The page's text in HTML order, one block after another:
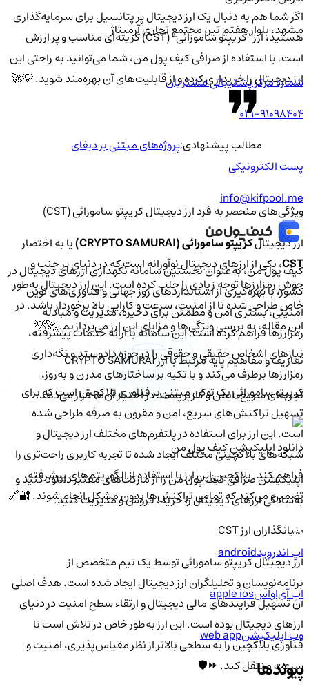
اگر شما هم به دنبال یک ارز دیجیتال پر پتانسیل برای سرمایه‌گذاری
هستید، ارز "کریپتو سامورائی" (CST) گزینه‌ای مناسب و پر ارزش
است. با استفاده از صرافی کیف پول من، شما می‌توانید به راحتی این
ارز دیجیتال را خریداری کرده و از قابلیت‌های آن بهره‌مند شوید. 💡🚀
مطالب پیشنهادی:پروژه‌های مبتنی بر دیفای
ویژگی‌های منحصر به فرد ارز دیجیتال کریپتو سامورائی (CST)
ارز دیجیتالکریپتو سامورائی (CRYPTO SAMURAI)
یا به اختصار
CST، یکی از ارزهای دیجیتال نوآورانه است که در دنیای پر جنب و
جوش رمزارزها توجه زیادی را جلب کرده است. این ارز دیجیتال به‌طور
خاص طراحی شده تا از امنیت، سرعت و کارایی بالا برخوردار باشد. در
این مقاله، به بررسی ویژگی‌ها و مزایای این ارز می‌پردازیم. 🚀💡
تعاریف و مفاهیم پایه مرتبط با ارز CRYPTO SAMURAI
کریپتو سامورائی یک توکن مبتنی بر فناوری بلاکچین است که برای
تسهیل تراکنش‌های سریع، امن و مقرون به صرفه طراحی شده
است. این ارز برای استفاده در پلتفرم‌های مختلف ارز دیجیتال و
شبکه‌های بلاکچینی مختلف ایجاد شده تا تجربه کاربری راحت‌تری را
فراهم کند. بلاکچین این ارز با استفاده از الگوریتم‌های پیشرفته،
تضمین می‌کند که تمامی تراکنش‌ها بدون مشکل انجام شوند. 🔐🔗
بنیانگذاران ارز CST
ارز دیجیتال کریپتو سامورائی توسط یک تیم متخصص از
برنامه‌نویسان و تحلیلگران ارز دیجیتال ایجاد شده است. هدف اصلی
آن تسهیل فرآیندهای مالی دیجیتال و ارتقاء سطح امنیت در دنیای
ارزهای دیجیتال بوده است. این ارز به‌طور خاص در تلاش است تا
فناوری بلاکچین را به سطحی بالاتر از نظر مقیاس‌پذیری، امنیت و
سرعت منتقل کند. ⏩🛡️
مشهد، بلوار هفتم تیر، مجتمع تجاری آرمیتاژ
شماره مرکز پشتیبانی مشتریان
021-91098404
پست الکترونیکی
info@kifpool.me
کیف‌ پول من، به‌عنوان نخستین سامانه نگهداری ارزهای دیجیتال در
کشور، با بهره‌گیری از استانداردهای روز جهانی و فناوری‌های نوین
امنیتی، بستری امن و مطمئن برای ذخیره، مدیریت و مبادله
رمزارزها فراهم کرده است. این سامانه با ارائه خدمات پیشرفته،
نیازهای اشخاص حقیقی و حقوقی را در حوزه دادوستد و نگه‌داری
رمزارزها برطرف می‌کند و با تکیه بر ساختارهای مدرن و به‌روز،
تجربه‌ای سریع، ایمن و کاربرپسند در اختیار آن‌ها قرار می‌دهد.
دانلود اپلیکیشن کیف‌ پول من
اپلیکیشن صرافی کیف پول من را از مارکت‌های معتبر دانلود کنید و
به‌سادگی ارزهای دیجیتال را خرید، فروش و مدیریت کنید.
اپ اندرویدandroid
اپ آی‌او‌اسapple ios
وب اپلیکیشنweb app
پیوندها